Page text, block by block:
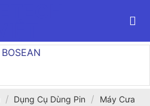
/ Dụng Cụ Dùng Pin / Máy Cưa